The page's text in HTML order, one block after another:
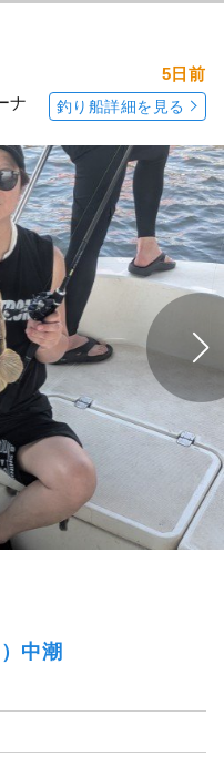
ナ
5日前
釣り船詳細を見る
中潮